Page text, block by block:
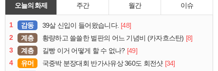
오늘의 화제 주간 월간 이슈
1 감동 39살 신입이 들어왔습니다. [48]
2
계층 황량하고 쓸쓸한 벌판의 어느 기념비 (카자흐스탄) [8]
3
계층 길빵 이거 어떻게 할 수 없나? [49]
4
유머 국중박 분장대회 반가사유상 360도 회전샷 [34]